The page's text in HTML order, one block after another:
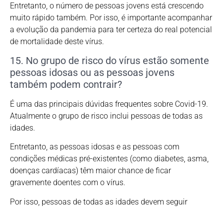
Entretanto, o número de pessoas jovens está crescendo
muito rápido também. Por isso, é importante acompanhar
a evolução da pandemia para ter certeza do real potencial
de mortalidade deste vírus.
15. No grupo de risco do vírus estão somente
pessoas idosas ou as pessoas jovens
também podem contrair?
É uma das principais dúvidas frequentes sobre Covid-19.
Atualmente o grupo de risco inclui pessoas de todas as
idades.
Entretanto, as pessoas idosas e as pessoas com
condições médicas pré-existentes (como diabetes, asma,
doenças cardíacas) têm maior chance de ficar
gravemente doentes com o vírus.
Por isso, pessoas de todas as idades devem seguir